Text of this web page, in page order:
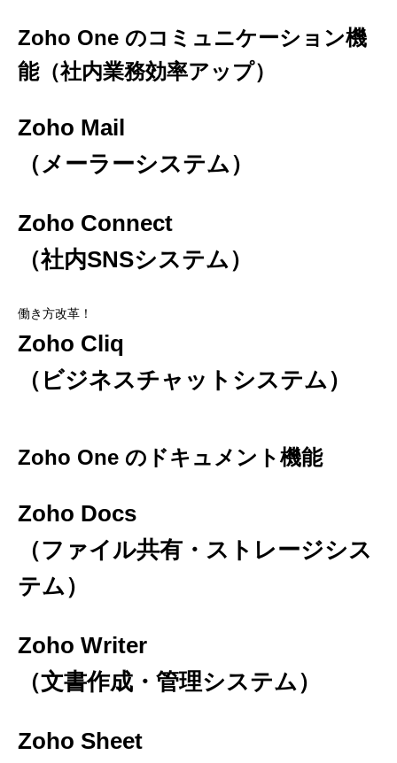
Zoho One のコミュニケーション機
能（社内業務効率アップ）
Zoho Mail
（メーラーシステム）
Zoho Connect
（社内SNSシステム）
働き方改革！
Zoho Cliq
（ビジネスチャットシステム）
Zoho One のドキュメント機能
Zoho Docs
（ファイル共有・ストレージシス
テム）
Zoho Writer
（文書作成・管理システム）
Zoho Sheet